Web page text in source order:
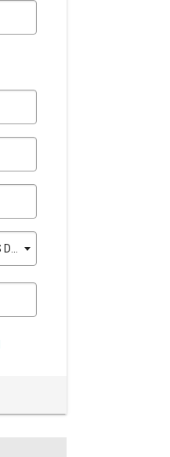
METODOLOGÍAS ÁGILES DE GESTIÓN DE PROYECTOS